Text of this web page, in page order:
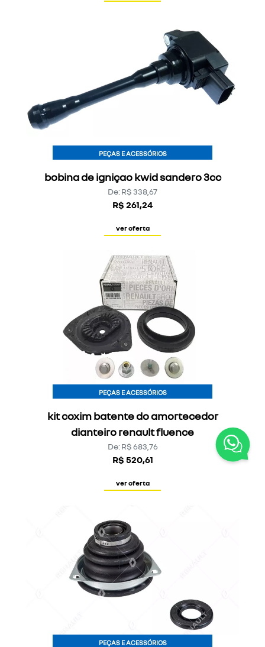
bobina de igniçao kwid sandero 3cc
PEÇAS E ACESSÓRIOS
De: R$ 338,67
R$ 261,24
ver oferta
kit coxim batente do amortecedor
dianteiro renault fluence
PEÇAS E ACESSÓRIOS
De: R$ 683,76
R$ 520,61
ver oferta
PEÇAS E ACESSÓRIOS